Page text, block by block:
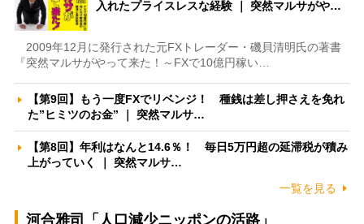
入れたプライスレスな経験 ｜ 突然マルサがや…
2009年12月に発行された元FXトレーダー・磯貝清明氏の著書
『突然マルサがやって来た！～FXで10億円稼い…
【第9回】もう一度FXでリベンジ！ 種銭は差し押さえを免れ
た”ヒミツのお金” ｜ 突然マルサ…
【第8回】年利はなんと14.6％！ 毎日5万円超の延滞税が積み
上がっていく ｜ 突然マルサ…
一覧を見る
河合雅司「人口減少ニッポンの活路」